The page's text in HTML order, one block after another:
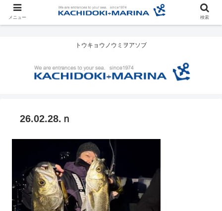
トウキョウノウミヲアソブ
26.02.28.ｎ
メニュー 検索